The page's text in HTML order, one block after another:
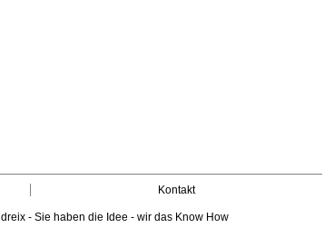
Kontakt
dreix - Sie haben die Idee - wir das Know How